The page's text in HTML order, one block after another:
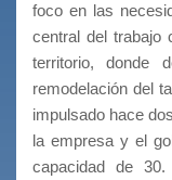
foco en las
central del trabajo
territorio, donde
remodelación del
impulsado hace
la empresa y el
capacidad de